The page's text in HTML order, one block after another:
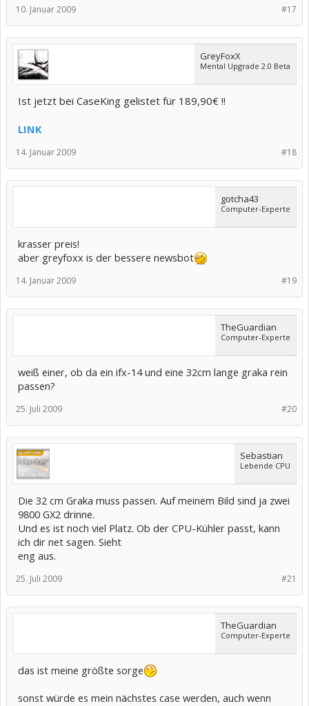
#17
10. Januar 2009
GreyFoxX
Mental Upgrade 2.0 Beta
Ist jetzt bei CaseKing gelistet für 189,90€ !!
LINK
#18
14. Januar 2009
gotcha43
Computer-Experte
krasser preis!
aber greyfoxx is der bessere newsbot
#19
14. Januar 2009
TheGuardian
Computer-Experte
weiß einer, ob da ein ifx-14 und eine 32cm lange graka rein
passen?
#20
25. Juli 2009
Sebastian
Lebende CPU
Die 32 cm Graka muss passen. Auf meinem Bild sind ja zwei
9800 GX2 drinne.
Und es ist noch viel Platz. Ob der CPU-Kühler passt, kann
ich dir net sagen. Sieht
eng aus.
#21
25. Juli 2009
TheGuardian
Computer-Experte
das ist meine größte sorge
sonst würde es mein nächstes case werden, auch wenn